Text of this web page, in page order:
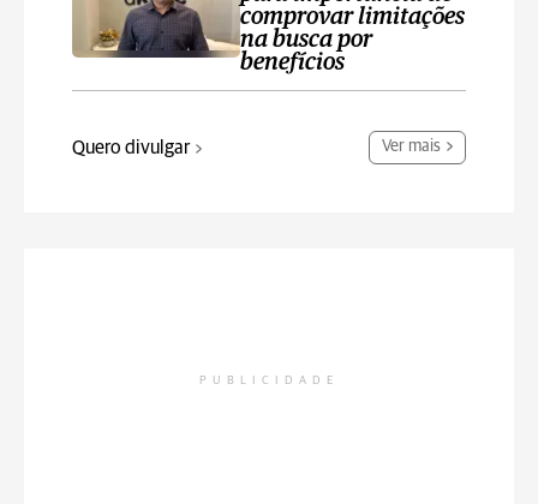
comprovar limitações
na busca por
benefícios
Quero divulgar Ver mais
PUBLICIDADE